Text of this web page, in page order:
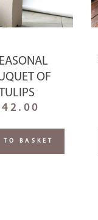
OF
42.00
TO BASKET